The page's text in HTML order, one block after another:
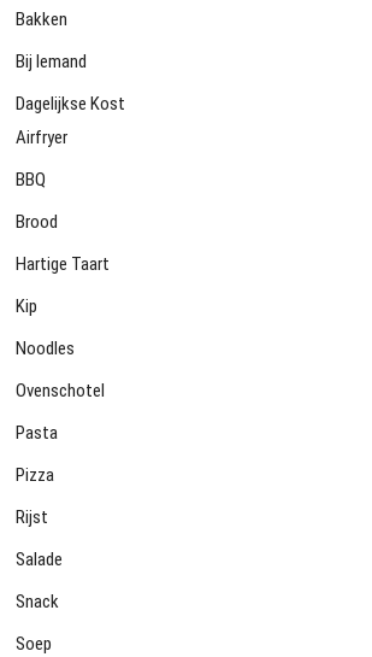
Bakken
Bij Iemand
Dagelijkse Kost
Airfryer
BBQ
Brood
Hartige Taart
Kip
Noodles
Ovenschotel
Pasta
Pizza
Rijst
Salade
Snack
Soep